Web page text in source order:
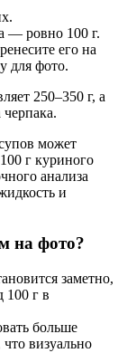
— ровно 100 г.
его на
для фото.
250–350 г, а
может
г куриного
анализа
и
на фото?
заметно,
100 г в
больше
визуально